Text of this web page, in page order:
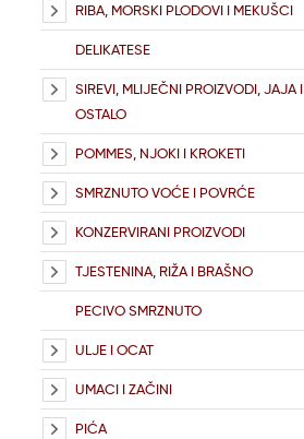
RIBA, MORSKI PLODOVI I MEKUŠCI
DELIKATESE
SIREVI, MLIJEČNI PROIZVODI, JAJA I
OSTALO
POMMES, NJOKI I KROKETI
SMRZNUTO VOĆE I POVRĆE
KONZERVIRANI PROIZVODI
TJESTENINA, RIŽA I BRAŠNO
PECIVO SMRZNUTO
ULJE I OCAT
UMACI I ZAČINI
PIĆA